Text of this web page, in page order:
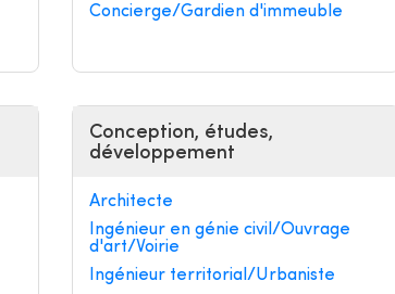
Concierge/Gardien d'immeuble
Conception, études,
développement
Architecte
Ingénieur en génie civil/Ouvrage
d'art/Voirie
Ingénieur territorial/Urbaniste